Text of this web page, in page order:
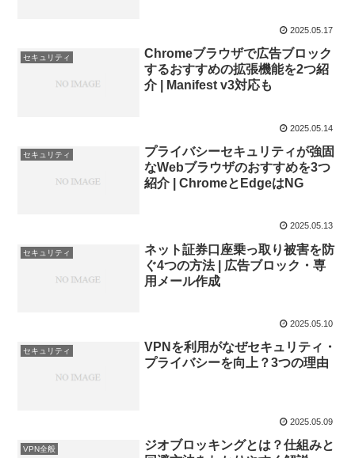
2025.05.17
セキュリティ
Chromeブラウザで広告ブロック
するおすすめの拡張機能を2つ紹
介 | Manifest v3対応も
2025.05.14
セキュリティ
プライバシーセキュリティが強固
なWebブラウザのおすすめを3つ
紹介 | ChromeとEdgeはNG
2025.05.13
セキュリティ
ネット証券口座乗っ取り被害を防
ぐ4つの方法 | 広告ブロック・専
用メール作成
2025.05.10
セキュリティ
VPNを利用がなぜセキュリティ・
プライバシーを向上？3つの理由
2025.05.09
VPN全般
ジオブロッキングとは？仕組みと